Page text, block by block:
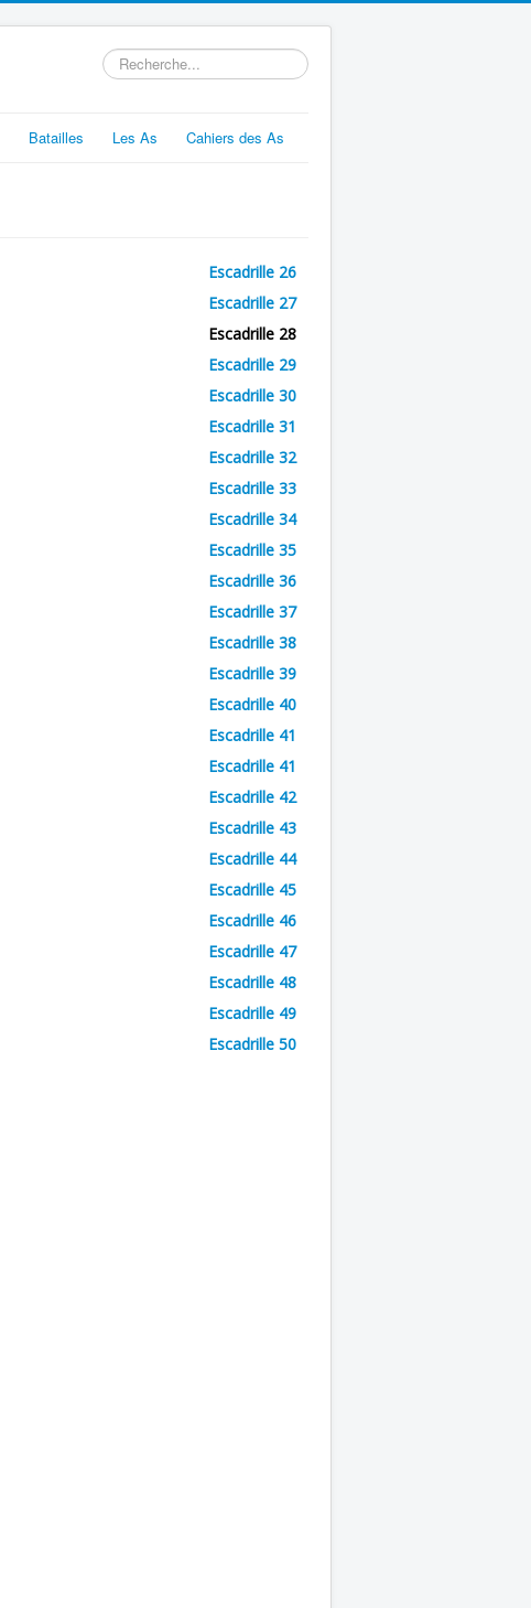
Rechercher
Batailles Les As Cahiers des As
Escadrille 26
Escadrille 27
Escadrille 28
Escadrille 29
Escadrille 30
Escadrille 31
Escadrille 32
Escadrille 33
Escadrille 34
Escadrille 35
Escadrille 36
Escadrille 37
Escadrille 38
Escadrille 39
Escadrille 40
Escadrille 41
Escadrille 41
Escadrille 42
Escadrille 43
Escadrille 44
Escadrille 45
Escadrille 46
Escadrille 47
Escadrille 48
Escadrille 49
Escadrille 50